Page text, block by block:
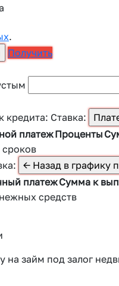
.
Получить
кредита: Ставка:
платежПроценты
платежСумма к
средств
на займ под залог